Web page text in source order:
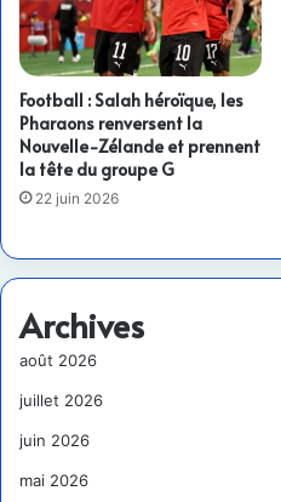
Football : Salah héroïque, les
Pharaons renversent la
Nouvelle-Zélande et prennent
la tête du groupe G
22 juin 2026
Archives
août 2026
juillet 2026
juin 2026
mai 2026